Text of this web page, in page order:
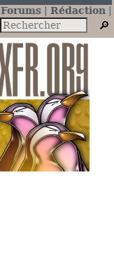
Forums
Rédaction